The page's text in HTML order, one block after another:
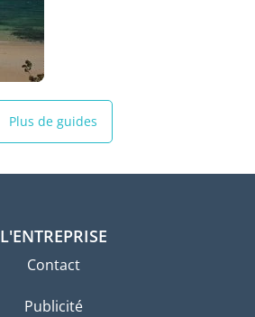
Plus de guides
L'ENTREPRISE
Contact
Publicité